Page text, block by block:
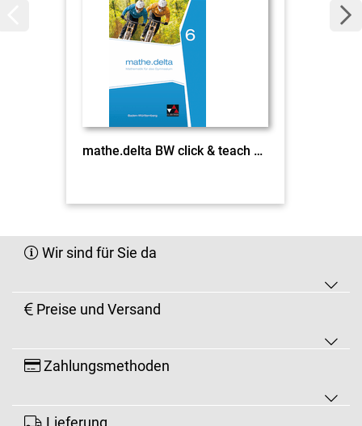
mathe.delta BW click & teach 6 EL
Wir sind für Sie da
Preise und Versand
Zahlungsmethoden
Lieferung